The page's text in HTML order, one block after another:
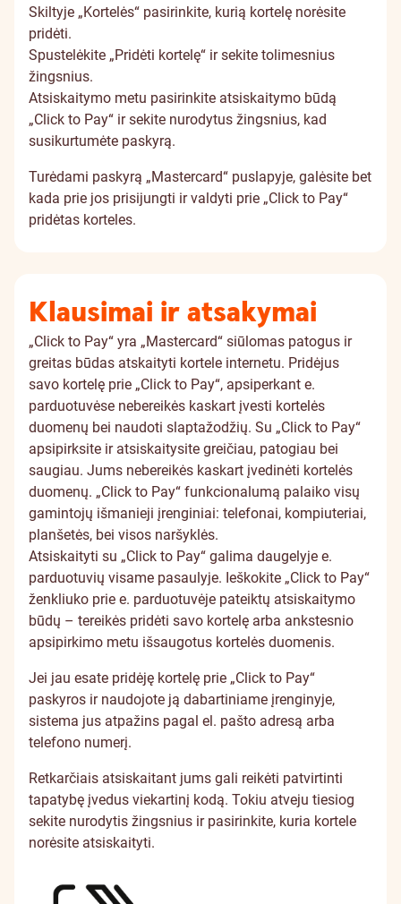
Skiltyje „Kortelės“ pasirinkite, kurią kortelę norėsite
pridėti.
Spustelėkite „Pridėti kortelę“ ir sekite tolimesnius
žingsnius.
Atsiskaitymo metu pasirinkite atsiskaitymo būdą
„Click to Pay“ ir sekite nurodytus žingsnius, kad
susikurtumėte paskyrą.
Turėdami paskyrą „Mastercard“ puslapyje, galėsite bet
kada prie jos prisijungti ir valdyti prie „Click to Pay“
pridėtas korteles.
Klausimai ir atsakymai
„Click to Pay“ yra „Mastercard“ siūlomas patogus ir
greitas būdas atskaityti kortele internetu. Pridėjus
savo kortelę prie „Click to Pay“, apsiperkant e.
parduotuvėse nebereikės kaskart įvesti kortelės
duomenų bei naudoti slaptažodžių. Su „Click to Pay“
apsipirksite ir atsiskaitysite greičiau, patogiau bei
saugiau. Jums nebereikės kaskart įvedinėti kortelės
duomenų. „Click to Pay“ funkcionalumą palaiko visų
gamintojų išmanieji įrenginiai: telefonai, kompiuteriai,
planšetės, bei visos naršyklės.
Atsiskaityti su „Click to Pay“ galima daugelyje e.
parduotuvių visame pasaulyje. Ieškokite „Click to Pay“
ženkliuko prie e. parduotuvėje pateiktų atsiskaitymo
būdų – tereikės pridėti savo kortelę arba ankstesnio
apsipirkimo metu išsaugotus kortelės duomenis.
Jei jau esate pridėję kortelę prie „Click to Pay“
paskyros ir naudojote ją dabartiniame įrenginyje,
sistema jus atpažins pagal el. pašto adresą arba
telefono numerį.
Retkarčiais atsiskaitant jums gali reikėti patvirtinti
tapatybę įvedus viekartinį kodą. Tokiu atveju tiesiog
sekite nurodytis žingsnius ir pasirinkite, kuria kortele
norėsite atsiskaityti.